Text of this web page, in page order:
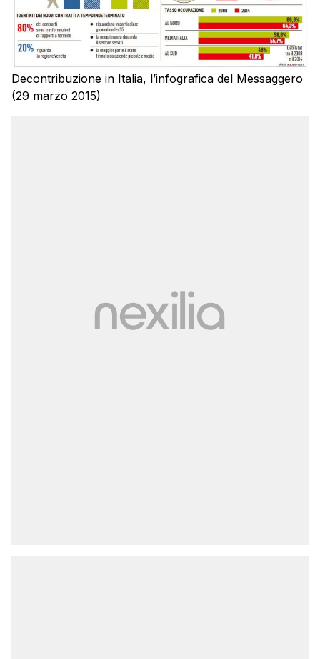
Decontribuzione in Italia, l’infografica del Messaggero
(29 marzo 2015)